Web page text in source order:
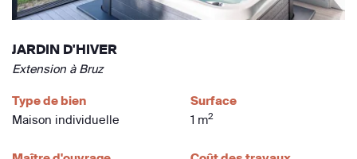
JARDIN D'HIVER
Extension à Bruz
Type de bien
Maison individuelle
Surface
1 m2